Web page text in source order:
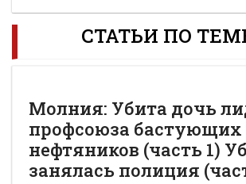
СТАТЬИ ПО
Молния: Убита дочь
профсоюза бастующих
нефтяников (часть 1)
занялась полиция